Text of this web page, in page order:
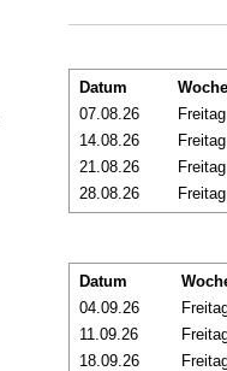
Datum
07.08.26
Freitag
14.08.26
Freitag
21.08.26
Freitag
28.08.26
Freitag
Datum
04.09.26
11.09.26
18.09.26